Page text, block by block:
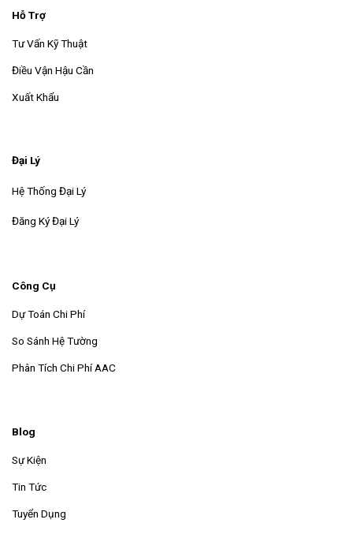
Hỗ Trợ
Tư Vấn Kỹ Thuật
Điều Vận Hậu Cần
Xuất Khẩu
Đại Lý
Hệ Thống Đại Lý
Đăng Ký Đại Lý
Công Cụ
Dự Toán Chi Phí
So Sánh Hệ Tường
Phân Tích Chi Phí AAC
Blog
Sự Kiện
Tin Tức
Tuyển Dụng